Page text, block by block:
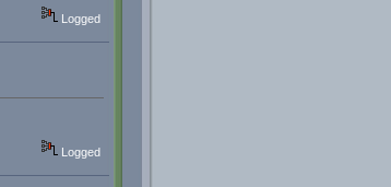
Logged
Logged